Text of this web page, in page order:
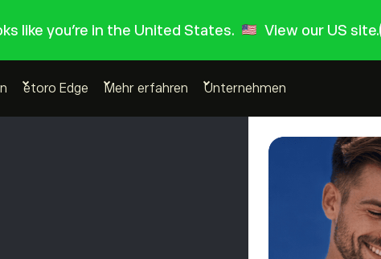
like you're in the United States. View our US site.
etoro Edge Mehr erfahren Unternehmen